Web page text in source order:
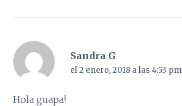
Sandra G
el 2 enero, 2018 a las 4:53 pm
Hola guapa!